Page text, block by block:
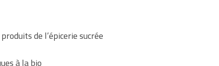
de l’épicerie sucrée
à la bio